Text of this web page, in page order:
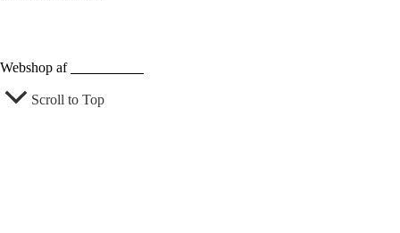
Webshop af
Scroll to Top